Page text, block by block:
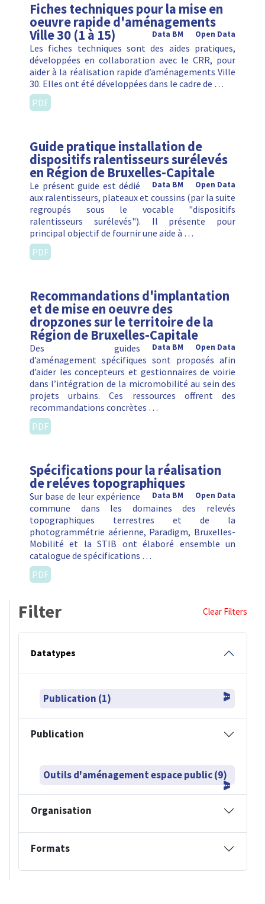
Fiches techniques pour la mise en
oeuvre rapide d'aménagements
Ville 30 (1 à 15) Open Data
Data BM
Les fiches techniques sont des aides pratiques,
développées en collaboration avec le CRR, pour
aider à la réalisation rapide d’aménagements Ville
30. Elles ont été développées dans le cadre de …
PDF
Guide pratique installation de
dispositifs ralentisseurs surélevés
en Région de Bruxelles-Capitale
Open Data
Data BM
Le présent guide est dédié
aux ralentisseurs, plateaux et coussins (par la suite
regroupés sous le vocable "dispositifs
ralentisseurs surélevés"). Il présente pour
principal objectif de fournir une aide à …
PDF
Recommandations d'implantation
et de mise en oeuvre des
dropzones sur le territoire de la
Région de Bruxelles-Capitale
Open Data
Data BM
Des guides
d’aménagement spécifiques sont proposés afin
d’aider les concepteurs et gestionnaires de voirie
dans l’intégration de la micromobilité au sein des
projets urbains. Ces ressources offrent des
recommandations concrètes …
PDF
Spécifications pour la réalisation
de reléves topographiques
Open Data
Data BM
Sur base de leur expérience
commune dans les domaines des relevés
topographiques terrestres et de la
photogrammétrie aérienne, Paradigm, Bruxelles-
Mobilité et la STIB ont élaboré ensemble un
catalogue de spécifications …
PDF
Filter Clear Filters
Datatypes
Publication (1)
Publication
Outils d'aménagement espace public (9)
Organisation
Formats